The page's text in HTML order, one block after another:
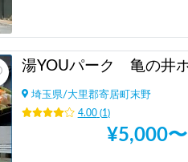
埼玉県/大里郡寄居町末野
4.00(1 )
¥5,000〜